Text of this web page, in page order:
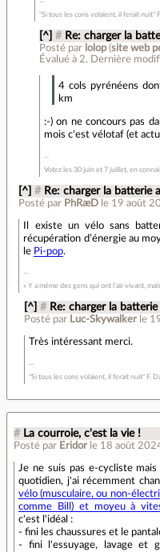
"Si tous les cons volaient, il ferait nuit"
[^] # Re: charger la
Posté par lolop(site web
Évalué à 2.Dernière
4 cols pyrénéens
km
:-) on ne concours pas
mois c'est vélotaf (et
Votez les 30 juin et 7 juillet, en
[^] # Re: charger la batterie
Posté par PhRæD le 19 août
Il existe un vélo sans
récupération d’énergie au
le Pi-pop.
« Y a même des gens qui ont l’air vivant,
[^] # Re: charger la
Posté par Luc-Skywalker le
Très intéressant merci.
"Si tous les cons volaient, il ferait nuit" F.
# La courroie, c'est la vie !
Posté par Eridor le 18 août
Je ne suis pas e-cycliste
quotidien, j'ai récemment
vélo (musculaire, ou non-
comme Bill) et moyeu à
c'est l'idéal :
- fini les chaussures et le
- fini l'essuyage, lavage et